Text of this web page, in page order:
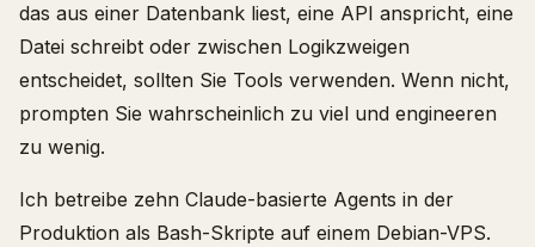
das aus einer Datenbank liest, eine API anspricht, eine
Datei schreibt oder zwischen Logikzweigen
entscheidet, sollten Sie Tools verwenden. Wenn nicht,
prompten Sie wahrscheinlich zu viel und engineeren
zu wenig.
Ich betreibe zehn Claude-basierte Agents in der
Produktion als Bash-Skripte auf einem Debian-VPS.